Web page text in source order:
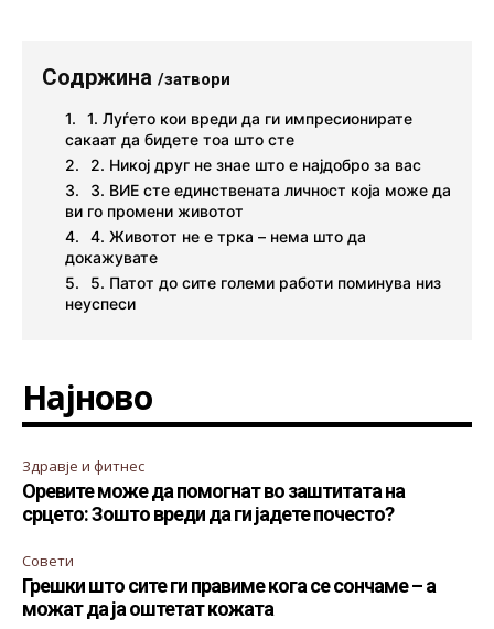
Содржина /затвори
1. Луѓето кои вреди да ги импресионирате
сакаат да бидете тоа што сте
2. Никој друг не знае што е најдобро за вас
3. ВИЕ сте единствената личност која може да
ви го промени животот
4. Животот не е трка – нема што да
докажувате
5. Патот до сите големи работи поминува низ
неуспеси
Најново
Здравје и фитнес
Оревите може да помогнат во заштитата на
срцето: Зошто вреди да ги јадете почесто?
Совети
Грешки што сите ги правиме кога се сончаме – а
можат да ја оштетат кожата